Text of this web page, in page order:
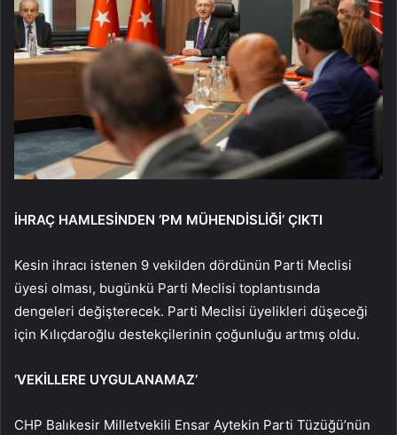
İHRAÇ HAMLESİNDEN ‘PM MÜHENDİSLİĞİ’ ÇIKTI
Kesin ihracı istenen 9 vekilden dördünün Parti Meclisi
üyesi olması, bugünkü Parti Meclisi toplantısında
dengeleri değişterecek. Parti Meclisi üyelikleri düşeceği
için Kılıçdaroğlu destekçilerinin çoğunluğu artmış oldu.
‘VEKİLLERE UYGULANAMAZ’
CHP Balıkesir Milletvekili Ensar Aytekin Parti Tüzüğü’nün